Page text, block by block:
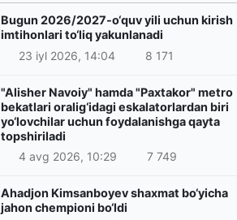
Bugun 2026/2027-o‘quv yili uchun kirish
imtihonlari to‘liq yakunlanadi
23 iyl 2026, 14:04
8 171
"Alisher Navoiy" hamda "Paxtakor" metro
bekatlari oralig‘idagi eskalatorlardan biri
yo‘lovchilar uchun foydalanishga qayta
topshiriladi
4 avg 2026, 10:29
7 749
Ahadjon Kimsanboyev shaxmat bo‘yicha
jahon chempioni bo‘ldi